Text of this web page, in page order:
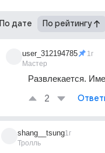
По дате По рейтингу
user_312194785
Мастер
1г
Развлекается.
2
shang__tsung
Тролль
1г